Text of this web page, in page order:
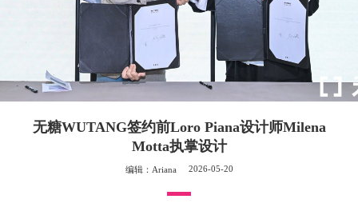
无糖WUTANG签约前Loro Piana设计师Milena
Motta执掌设计
编辑：Ariana 2026-05-20